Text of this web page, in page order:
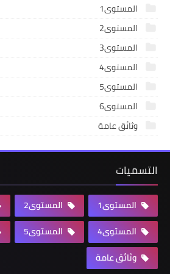
المستوى1
المستوى2
المستوى3
المستوى4
المستوى5
المستوى6
وثائق عامة
التسميات
المستوى1 المستوى2
المستوى4
المستوى5
وثائق عامة